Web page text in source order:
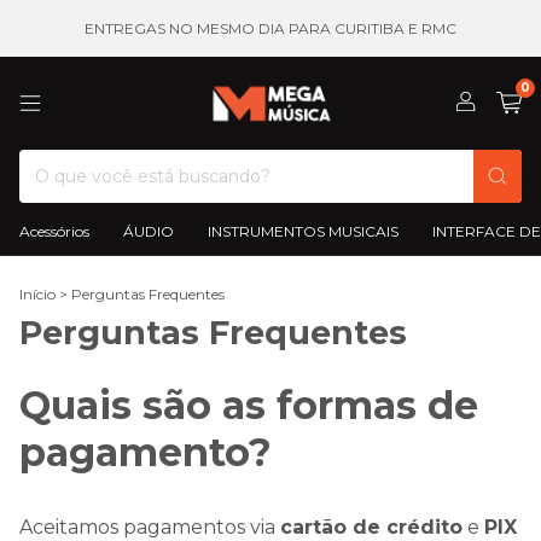
ENTREGAS NO MESMO DIA PARA CURITIBA E RMC
0
Acessórios ÁUDIO INSTRUMENTOS MUSICAIS INTERFACE
Início > Perguntas Frequentes
Perguntas Frequentes
Quais são as formas de
pagamento?
Aceitamos pagamentos via cartão de crédito e PIX